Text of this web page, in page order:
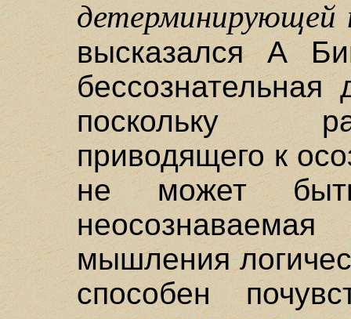
детерминирующей
высказался А
бессознательная
поскольку
приводящего к
не может
мышления
способен